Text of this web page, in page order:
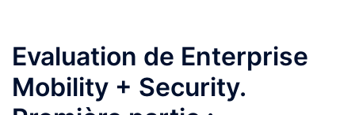
Evaluation de Enterprise
Mobility + Security.